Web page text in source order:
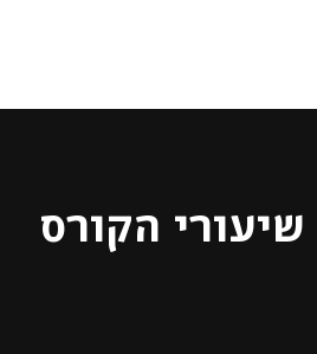
שיעורי הקורס